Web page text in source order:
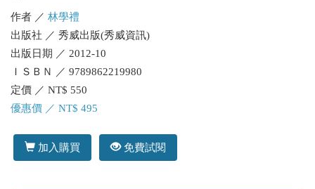
作者 ／ 林學禮
出版社 ／ 秀威出版(秀威資訊)
出版日期 ／ 2012-10
ＩＳＢＮ ／ 9789862219980
定價 ／ NT$ 550
優惠價 ／ NT$ 495
加入購買 免費試閱